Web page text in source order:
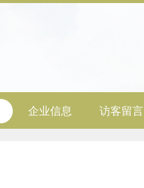
企业信息 访客留言